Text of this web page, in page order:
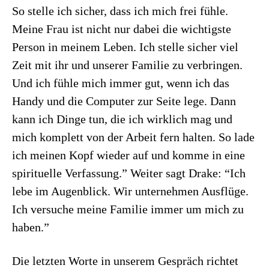
So stelle ich sicher, dass ich mich frei fühle.
Meine Frau ist nicht nur dabei die wichtigste
Person in meinem Leben. Ich stelle sicher viel
Zeit mit ihr und unserer Familie zu verbringen.
Und ich fühle mich immer gut, wenn ich das
Handy und die Computer zur Seite lege. Dann
kann ich Dinge tun, die ich wirklich mag und
mich komplett von der Arbeit fern halten. So lade
ich meinen Kopf wieder auf und komme in eine
spirituelle Verfassung.” Weiter sagt Drake: “Ich
lebe im Augenblick. Wir unternehmen Ausflüge.
Ich versuche meine Familie immer um mich zu
haben.”
Die letzten Worte in unserem Gespräch richtet